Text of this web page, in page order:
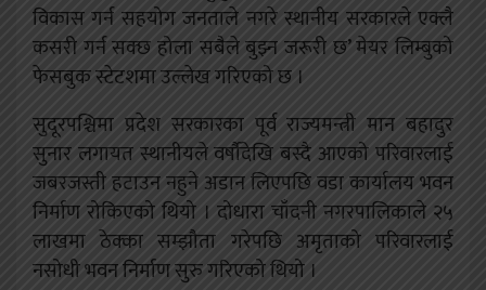
विकास गर्न सहयोग जनताले नगरे स्थानीय सरकारले एक्लै
कसरी गर्न सक्छ होला सबैले बुझ्न जरूरी छ’ मेयर लिम्बुको
फेसबुक स्टेटशमा उल्लेख गरिएको छ ।
सुदूरपश्चिमा प्रदेश सरकारका पूर्व राज्यमन्त्री मान बहादुर
सुनार लगायत स्थानीयले वर्षौदेखि बस्दै आएको परिवारलाई
जबरजस्ती हटाउन नहुने अडान लिएपछि वडा कार्यालय भवन
निर्माण रोकिएको थियो । दोधारा चाँदनी नगरपालिकाले २५
लाखमा ठेक्का सम्झौता गरेपछि अमृताको परिवारलाई
नसोधी भवन निर्माण सुरु गरिएको थियो ।